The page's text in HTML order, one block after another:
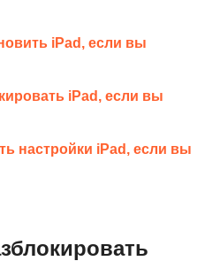
iPad, если вы
iPad, если вы
настройки iPad, если вы